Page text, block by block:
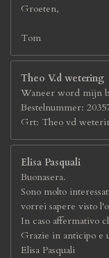
Groeten,
Tom
Theo V.d wetering
Waneer word mijn
Bestelnummer:
Grt: Theo vd
Elisa Pasquali
Buonasera.
Sono molto
vorrei sapere visto
In caso affermativo
Grazie in anticipo e
Elisa Pasquali